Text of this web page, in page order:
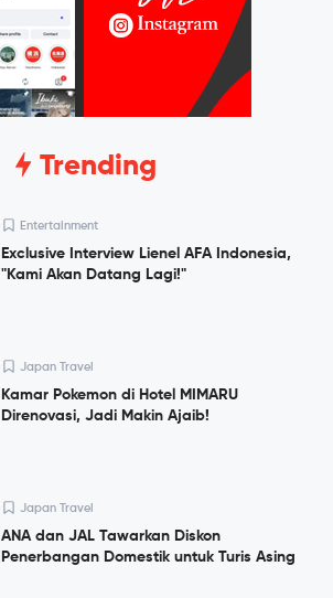
Trending
Entertainment
Exclusive Interview Lienel AFA Indonesia,
"Kami Akan Datang Lagi!"
Japan Travel
Kamar Pokemon di Hotel MIMARU
Direnovasi, Jadi Makin Ajaib!
Japan Travel
ANA dan JAL Tawarkan Diskon
Penerbangan Domestik untuk Turis Asing